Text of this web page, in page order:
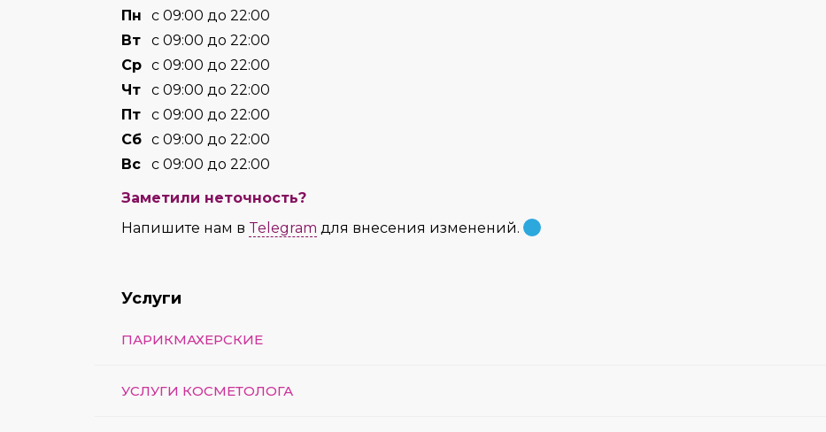
Пн
с 09:00 до 22:00
Вт
с 09:00 до 22:00
Cр с 09:00 до 22:00
Чт
с 09:00 до 22:00
Пт
с 09:00 до 22:00
Сб с 09:00 до 22:00
Вс
с 09:00 до 22:00
Заметили неточность?
Напишите нам в Telegram для внесения изменений.
Услуги
ПАРИКМАХЕРСКИЕ
УСЛУГИ КОСМЕТОЛОГА